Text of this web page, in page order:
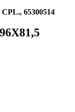
65300514